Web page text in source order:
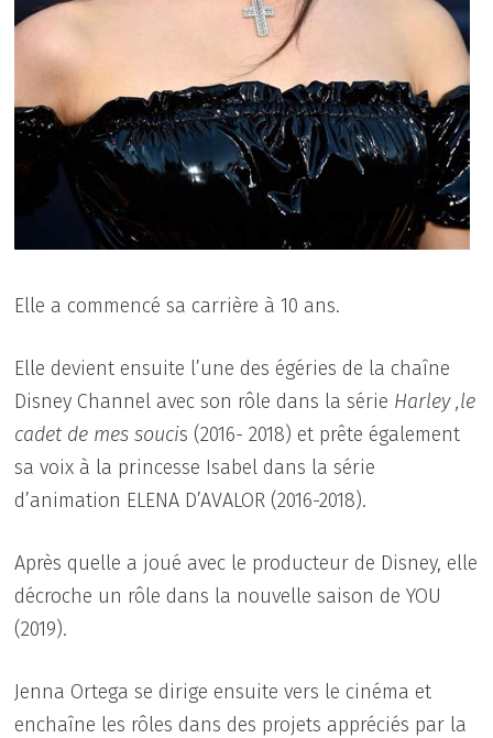
Elle a commencé sa carrière à 10 ans.
Elle devient ensuite l’une des égéries de la chaîne
Disney Channel avec son rôle dans la série Harley ,le
cadet de mes soucis (2016- 2018) et prête également
sa voix à la princesse Isabel dans la série
d’animation ELENA D’AVALOR (2016-2018).
Après quelle a joué avec le producteur de Disney, elle
décroche un rôle dans la nouvelle saison de YOU
(2019).
Jenna Ortega se dirige ensuite vers le cinéma et
enchaîne les rôles dans des projets appréciés par la